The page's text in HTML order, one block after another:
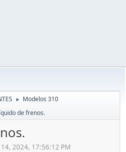
► Modelos 310
de frenos.
2024, 17:56:12 PM